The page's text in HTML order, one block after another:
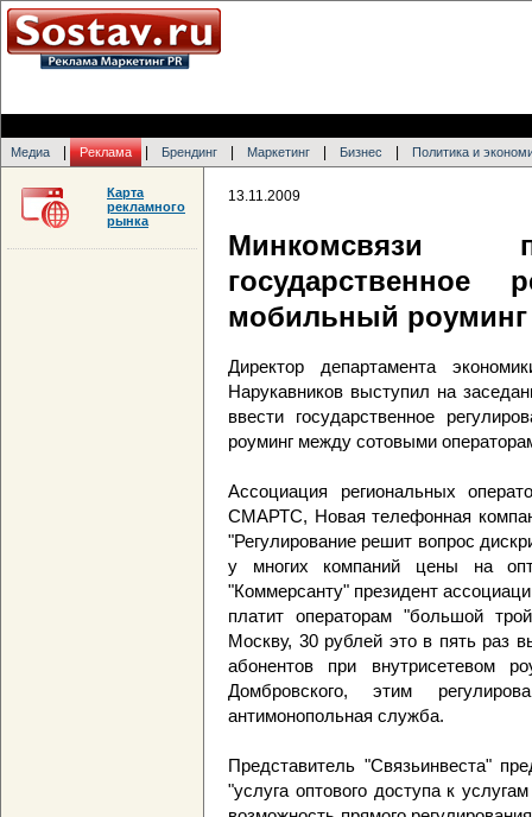
Медиа Реклама Брендинг Маркетинг Бизнес Политика и
13.11.2009
Минкомсвязи
государственное
мобильный роуминг
Директор департамента
Нарукавников выступил на
ввести государственное
роуминг между сотовыми
Ассоциация региональных
СМАРТС, Новая телефонная
"Регулирование решит вопрос
у многих компаний цены на
"Коммерсанту" президент
платит операторам "большой
Москву, 30 рублей это в пять раз
абонентов при внутрисетевом
Домбровского, этим
антимонопольная служба.
Представитель "Связьинвеста"
"услуга оптового доступа к
Карта
рекламного
рынка